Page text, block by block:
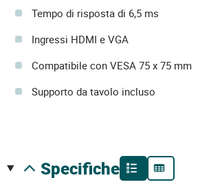
Tempo di risposta di 6,5 ms
Ingressi HDMI e VGA
Compatibile con VESA 75 x 75 mm
Supporto da tavolo incluso
specifiche